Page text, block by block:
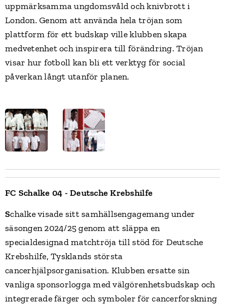
uppmärksamma ungdomsvåld och knivbrott i
London. Genom att använda hela tröjan som
plattform för ett budskap ville klubben skapa
medvetenhet och inspirera till förändring. Tröjan
visar hur fotboll kan bli ett verktyg för social
påverkan långt utanför planen.
FC Schalke 04 - Deutsche Krebshilfe
Schalke visade sitt samhällsengagemang under
säsongen 2024/25 genom att släppa en
specialdesignad matchtröja till stöd för Deutsche
Krebshilfe, Tysklands största
cancerhjälpsorganisation. Klubben ersatte sin
vanliga sponsorlogga med välgörenhetsbudskap och
integrerade färger och symboler för cancerforskning